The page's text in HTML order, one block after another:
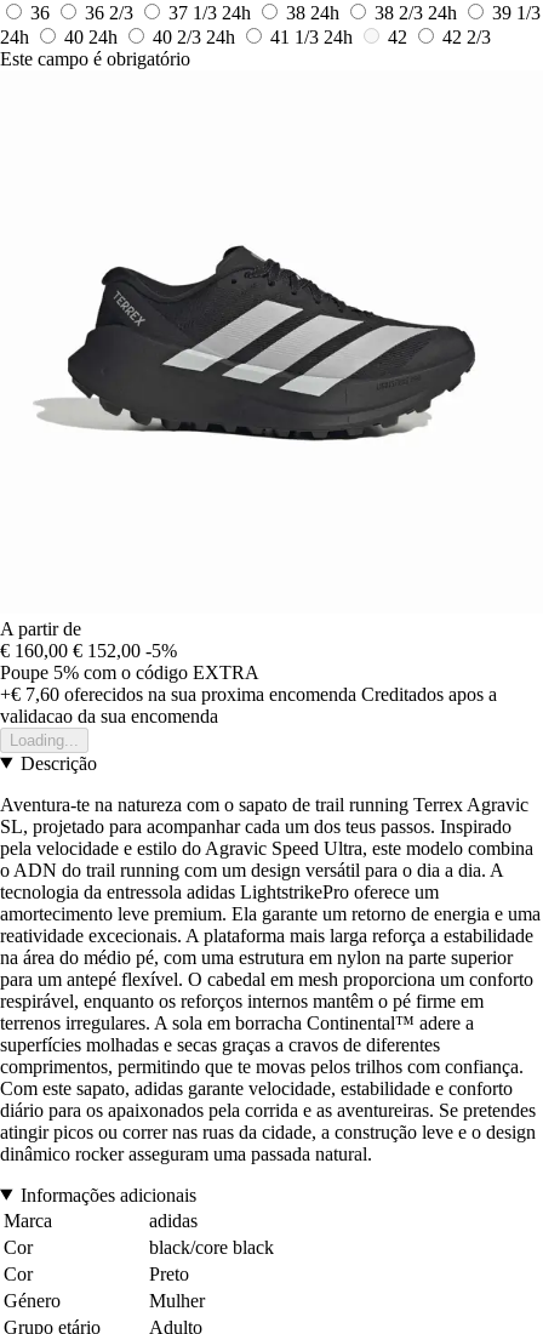
36
36 2/3 37 1/3 24h 38 24h 38 2/3 24h
39 1/3
24h
40 24h 40 2/3 24h 41 1/3 24h 42
42 2/3
Este campo é obrigatório
A partir de
€ 160,00 € 152,00 -5%
Poupe 5% com o código EXTRA
+€ 7,60 oferecidos na sua proxima encomenda Creditados apos a
validacao da sua encomenda
Loading...
Descrição
Aventura-te na natureza com o sapato de trail running Terrex Agravic
SL, projetado para acompanhar cada um dos teus passos. Inspirado
pela velocidade e estilo do Agravic Speed Ultra, este modelo combina
o ADN do trail running com um design versátil para o dia a dia. A
tecnologia da entressola adidas LightstrikePro oferece um
amortecimento leve premium. Ela garante um retorno de energia e uma
reatividade excecionais. A plataforma mais larga reforça a estabilidade
na área do médio pé, com uma estrutura em nylon na parte superior
para um antepé flexível. O cabedal em mesh proporciona um conforto
respirável, enquanto os reforços internos mantêm o pé firme em
terrenos irregulares. A sola em borracha Continental™ adere a
superfícies molhadas e secas graças a cravos de diferentes
comprimentos, permitindo que te movas pelos trilhos com confiança.
Com este sapato, adidas garante velocidade, estabilidade e conforto
diário para os apaixonados pela corrida e as aventureiras. Se pretendes
atingir picos ou correr nas ruas da cidade, a construção leve e o design
dinâmico rocker asseguram uma passada natural.
Informações adicionais
Marca
adidas
Cor
black/core black
Cor
Preto
Género
Mulher
Grupo etário
Adulto